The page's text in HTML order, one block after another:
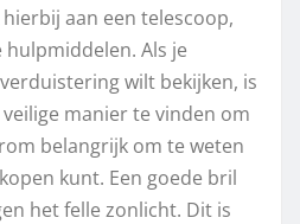
aan een telescoop,
Als je
wilt bekijken, is
manier te vinden om
belangrijk om te weten
kunt. Een goede bril
het felle zonlicht. Dit is